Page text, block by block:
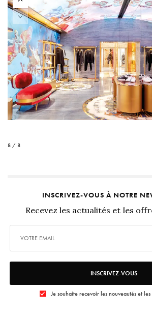
8 / 8
INSCRIVEZ-VOUS À NOTRE
Recevez les actualités et les
INSCRIVEZ-VOUS
Je souhaite recevoir les nouveautés et les